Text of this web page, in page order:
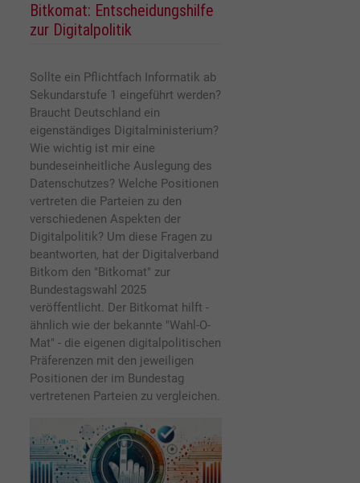
Bitkomat: Entscheidungshilfe
zur Digitalpolitik
Sollte ein Pflichtfach Informatik ab
Sekundarstufe 1 eingeführt werden?
Braucht Deutschland ein
eigenständiges Digitalministerium?
Wie wichtig ist mir eine
bundeseinheitliche Auslegung des
Datenschutzes? Welche Positionen
vertreten die Parteien zu den
verschiedenen Aspekten der
Digitalpolitik? Um diese Fragen zu
beantworten, hat der Digitalverband
Bitkom den "Bitkomat" zur
Bundestagswahl 2025
veröffentlicht. Der Bitkomat hilft -
ähnlich wie der bekannte "Wahl-O-
Mat" - die eigenen digitalpolitischen
Präferenzen mit den jeweiligen
Positionen der im Bundestag
vertretenen Parteien zu vergleichen.